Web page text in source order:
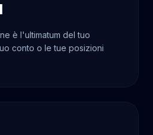
è l'ultimatum del tuo
conto o le tue posizioni